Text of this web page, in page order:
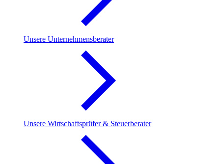
Unsere Unternehmensberater
Unsere Wirtschaftsprüfer & Steuerberater